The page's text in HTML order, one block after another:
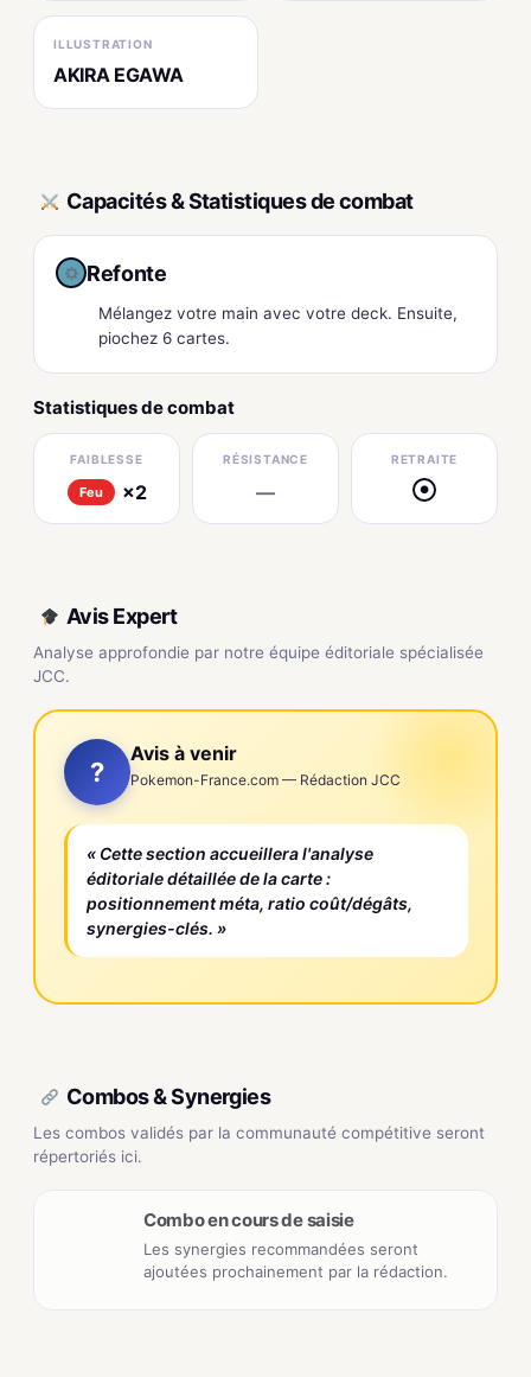
ILLUSTRATION
AKIRA EGAWA
Capacités & Statistiques de combat
Refonte
Mélangez votre main avec votre deck. Ensuite,
piochez 6 cartes.
Statistiques de combat
FAIBLESSE
Feu ×2
RÉSISTANCE
—
RETRAITE
●
Avis Expert
Analyse approfondie par notre équipe éditoriale spécialisée
JCC.
?
Avis à venir
Pokemon-France.com — Rédaction JCC
« Cette section accueillera l'analyse
éditoriale détaillée de la carte :
positionnement méta, ratio coût/dégâts,
synergies-clés. »
Combos & Synergies
Les combos validés par la communauté compétitive seront
répertoriés ici.
Combo en cours de saisie
Les synergies recommandées seront
ajoutées prochainement par la rédaction.